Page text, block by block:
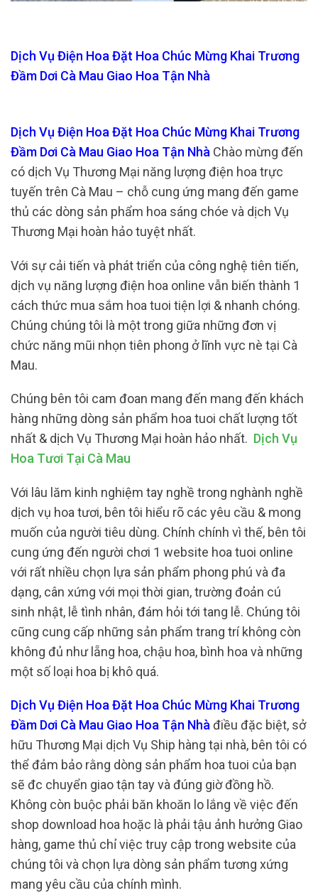
Dịch Vụ Điện Hoa Đặt Hoa Chúc Mừng Khai Trương
Đầm Dơi Cà Mau Giao Hoa Tận Nhà
Dịch Vụ Điện Hoa Đặt Hoa Chúc Mừng Khai Trương
Đầm Dơi Cà Mau Giao Hoa Tận Nhà Chào mừng đến
có dịch Vụ Thương Mại năng lượng điện hoa trực
tuyến trên Cà Mau – chỗ cung ứng mang đến game
thủ các dòng sản phẩm hoa sáng chóe và dịch Vụ
Thương Mại hoàn hảo tuyệt nhất.
Với sự cải tiến và phát triển của công nghệ tiên tiến,
dịch vụ năng lượng điện hoa online vẫn biến thành 1
cách thức mua sắm hoa tuoi tiện lợi & nhanh chóng.
Chúng chúng tôi là một trong giữa những đơn vị
chức năng mũi nhọn tiên phong ở lĩnh vực nè tại Cà
Mau.
Chúng bên tôi cam đoan mang đến mang đến khách
hàng những dòng sản phẩm hoa tuoi chất lượng tốt
nhất & dịch Vụ Thương Mại hoàn hảo nhất. Dịch Vụ
Hoa Tươi Tại Cà Mau
Với lâu lăm kinh nghiệm tay nghề trong nghành nghề
dịch vụ hoa tươi, bên tôi hiểu rõ các yêu cầu & mong
muốn của người tiêu dùng. Chính chính vì thế, bên tôi
cung ứng đến người chơi 1 website hoa tuoi online
với rất nhiều chọn lựa sản phẩm phong phú và đa
dạng, cân xứng với mọi thời gian, trường đoản cú
sinh nhật, lễ tình nhân, đám hỏi tới tang lễ. Chúng tôi
cũng cung cấp những sản phẩm trang trí không còn
không đủ như lẵng hoa, chậu hoa, bình hoa và những
một số loại hoa bị khô quá.
Dịch Vụ Điện Hoa Đặt Hoa Chúc Mừng Khai Trương
Đầm Dơi Cà Mau Giao Hoa Tận Nhà điều đặc biệt, sở
hữu Thương Mại dịch Vụ Ship hàng tại nhà, bên tôi có
thể đảm bảo rằng dòng sản phẩm hoa tuoi của bạn
sẽ đc chuyển giao tận tay và đúng giờ đồng hồ.
Không còn buộc phải băn khoăn lo lắng về việc đến
shop download hoa hoặc là phải tậu ảnh hưởng Giao
hàng, game thủ chỉ việc truy cập trong website của
chúng tôi và chọn lựa dòng sản phẩm tương xứng
mang yêu cầu của chính mình.